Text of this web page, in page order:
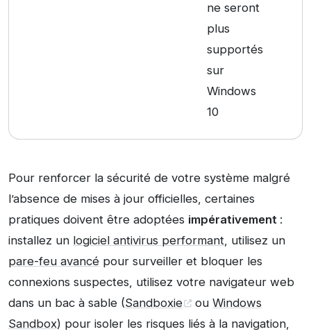
ne seront
plus
supportés
sur
Windows
10
Pour renforcer la sécurité de votre système malgré
l’absence de mises à jour officielles, certaines
pratiques doivent être adoptées impérativement :
installez un logiciel antivirus performant, utilisez un
pare-feu avancé pour surveiller et bloquer les
connexions suspectes, utilisez votre navigateur web
dans un bac à sable (Sandboxie ou Windows
Sandbox) pour isoler les risques liés à la navigation,